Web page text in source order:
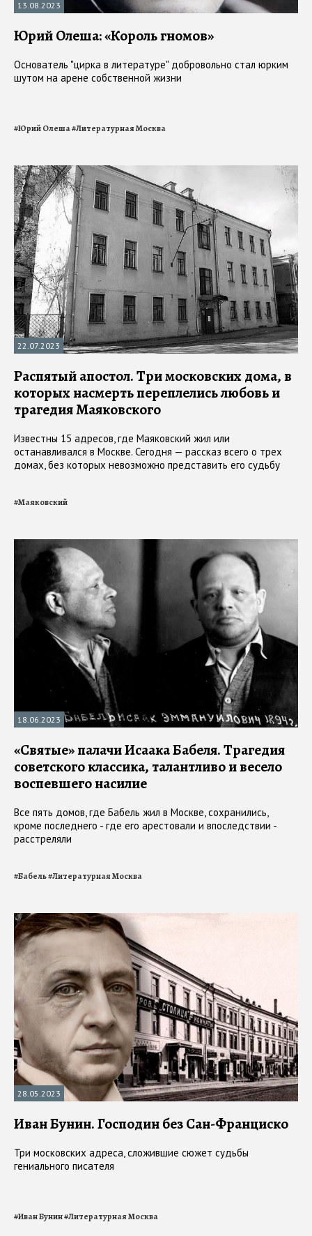
13.08.2023
Юрий Олеша: «Король гномов»
Основатель "цирка в литературе" добровольно стал юрким
шутом на арене собственной жизни
#Юрий Олеша#Литературная Москва
22.07.2023
Распятый апостол. Три московских дома, в
которых насмерть переплелись любовь и
трагедия Маяковского
Известны 15 адресов, где Маяковский жил или
останавливался в Москве. Сегодня — рассказ всего о трех
домах, без которых невозможно представить его судьбу
#Маяковский
18.06.2023
«Святые» палачи Исаака Бабеля. Трагедия
советского классика, талантливо и весело
воспевшего насилие
Все пять домов, где Бабель жил в Москве, сохранились,
кроме последнего - где его арестовали и впоследствии -
расстреляли
#Бабель#Литературная Москва
28.05.2023
Иван Бунин. Господин без Сан-Франциско
Три московских адреса, сложившие сюжет судьбы
гениального писателя
#Иван Бунин#Литературная Москва